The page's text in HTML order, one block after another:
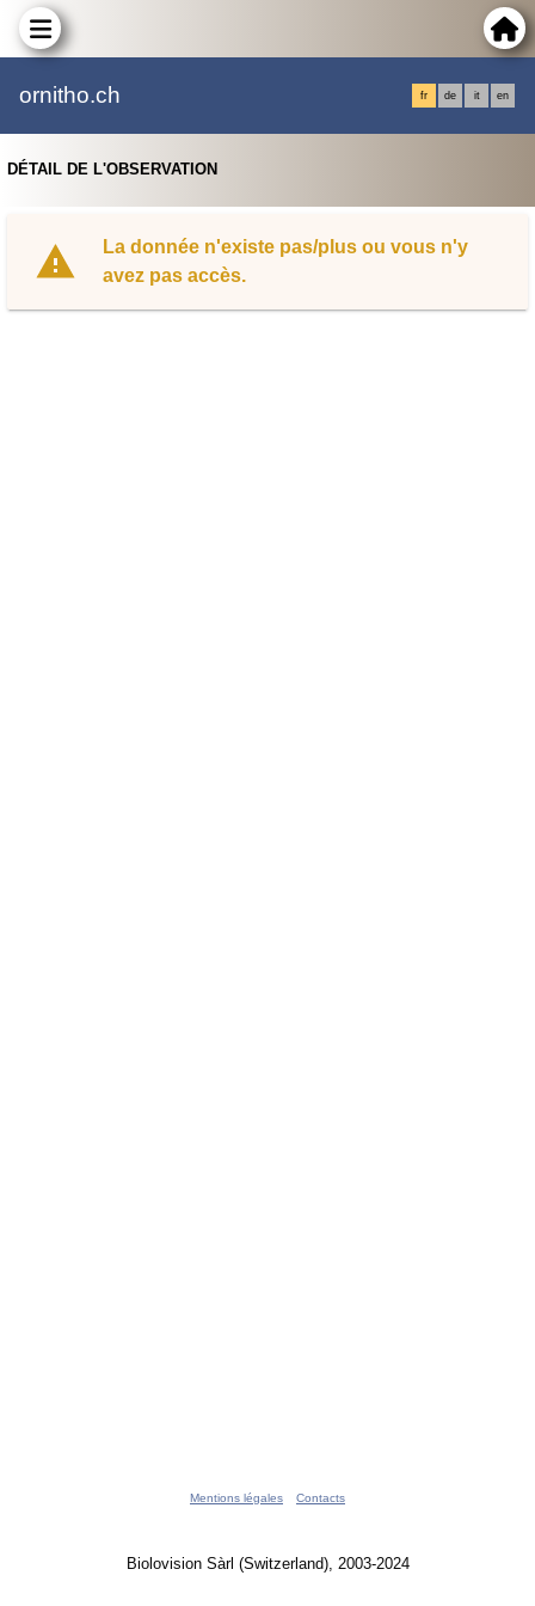
ornitho.ch fr de it en
DÉTAIL DE L'OBSERVATION
La donnée n'existe pas/plus ou vous n'y
avez pas accès.
Mentions légales Contacts
Biolovision Sàrl (Switzerland), 2003-2024